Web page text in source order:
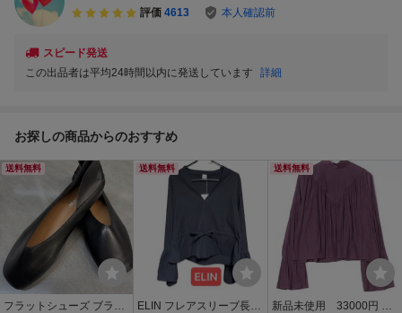
評価 4613 本人確認前
スピード発送
この出品者は平均24時間以内に発送しています
詳細
お探しの商品からのおすすめ
送料無料
フラットシューズ ブラッ
送料無料
ELIN フレアスリーブ長袖
送料無料
新品未使用 33000円 ELI